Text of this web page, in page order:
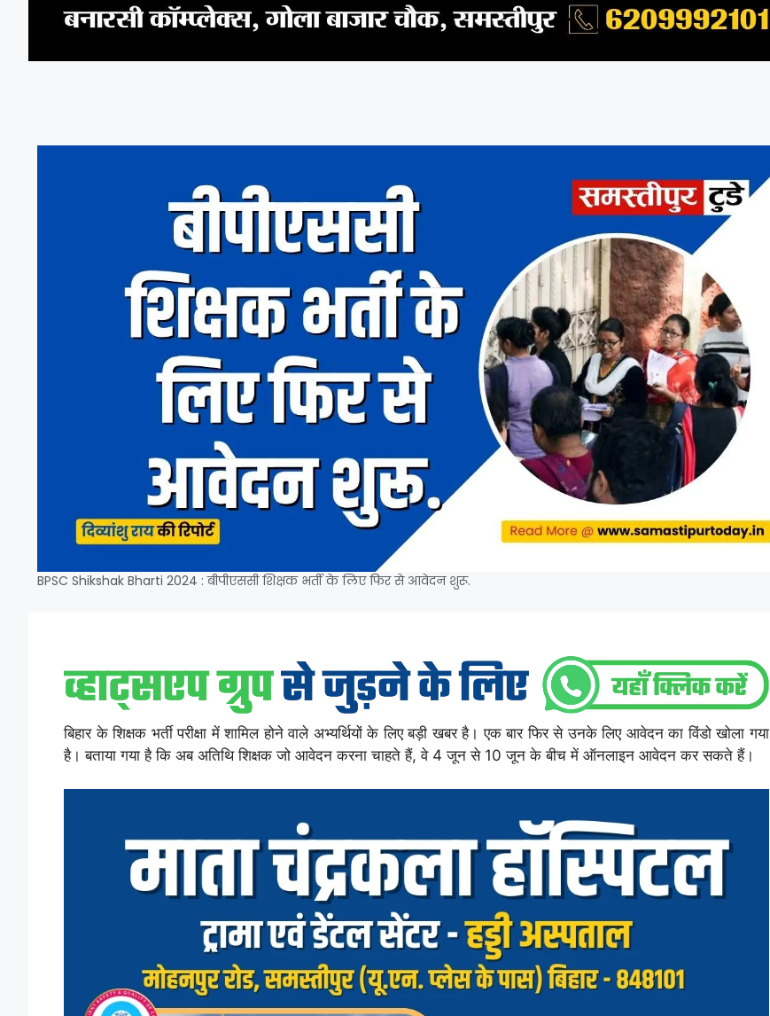
BPSC Shikshak Bharti 2024 : बीपीएससी शिक्षक भर्ती के लिए फिर से आवेदन शुरू.
बिहार के शिक्षक भर्ती परीक्षा में शामिल होने वाले अभ्यर्थियों के लिए बड़ी खबर है। एक बार फिर से उनके लिए आवेदन का विंडो खोला गया
है। बताया गया है कि अब अतिथि शिक्षक जो आवेदन करना चाहते हैं, वे 4 जून से 10 जून के बीच में ऑनलाइन आवेदन कर सकते हैं।